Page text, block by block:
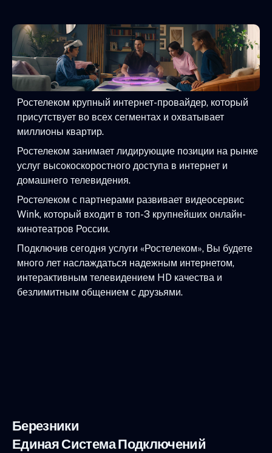
Ростелеком крупный интернет-провайдер, который
присутствует во всех сегментах и охватывает
миллионы квартир.
Ростелеком занимает лидирующие позиции на рынке
услуг высокоскоростного доступа в интернет и
домашнего телевидения.
Ростелеком с партнерами развивает видеосервис
Wink, который входит в топ-3 крупнейших онлайн-
кинотеатров России.
Подключив сегодня услуги «Ростелеком», Вы будете
много лет наслаждаться надежным интернетом,
интерактивным телевидением HD качества и
безлимитным общением с друзьями.
Березники
Единая Система Подключений